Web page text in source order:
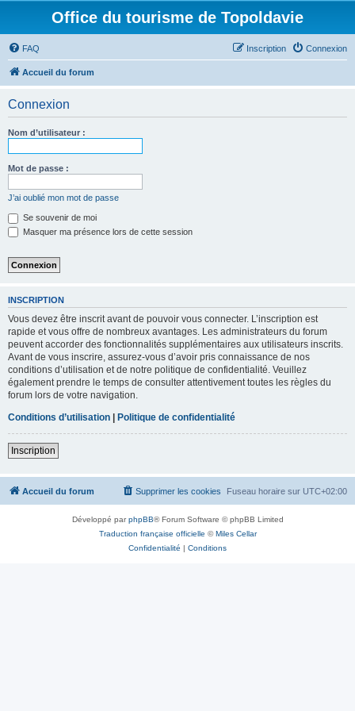
Office du tourisme de Topoldavie
FAQ Connexion
Inscription
Accueil du forum
Connexion
Nom d’utilisateur :
Mot de passe :
J’ai oublié mon mot de passe
Se souvenir de moi
Masquer ma présence lors de cette session
INSCRIPTION
Vous devez être inscrit avant de pouvoir vous connecter. L’inscription est
rapide et vous offre de nombreux avantages. Les administrateurs du forum
peuvent accorder des fonctionnalités supplémentaires aux utilisateurs inscrits.
Avant de vous inscrire, assurez-vous d’avoir pris connaissance de nos
conditions d’utilisation et de notre politique de confidentialité. Veuillez
également prendre le temps de consulter attentivement toutes les règles du
forum lors de votre navigation.
Conditions d’utilisation | Politique de confidentialité
Inscription
Accueil du forum Fuseau horaire sur UTC+02:00
Supprimer les cookies
Développé parphpBB® Forum Software © phpBB Limited
Traduction française officielle ©Miles Cellar
Confidentialité | Conditions